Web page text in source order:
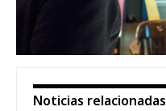
Noticias relacionadas